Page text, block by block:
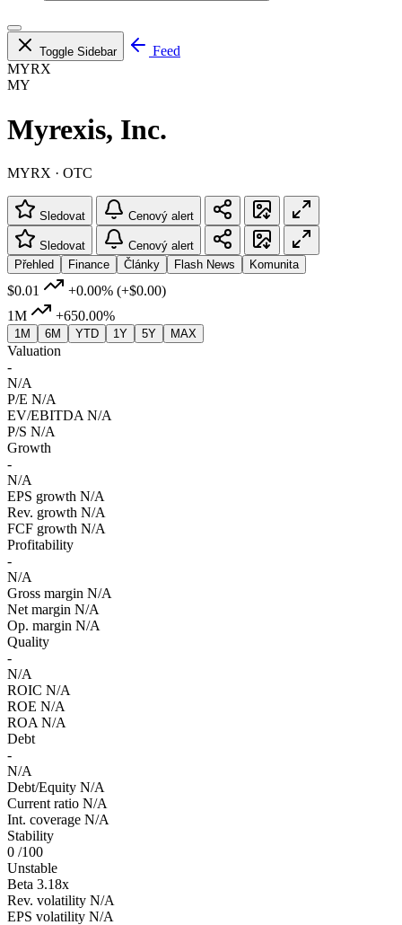
Toggle Sidebar
Feed
MYRX
MY
Myrexis, Inc.
MYRX · OTC
Sledovat Cenový alert
Sledovat
Cenový alert
Přehled
Finance Články Flash News Komunita
$0.01 +0.00% (+$0.00)
1M
+650.00%
1M 6M YTD 1Y 5Y MAX
Valuation
-
N/A
P/E N/A
EV/EBITDA N/A
P/S N/A
Growth
-
N/A
EPS growth N/A
Rev. growth N/A
FCF growth N/A
Profitability
-
N/A
Gross margin N/A
Net margin N/A
Op. margin N/A
Quality
-
N/A
ROIC N/A
ROE N/A
ROA N/A
Debt
-
N/A
Debt/Equity N/A
Current ratio N/A
Int. coverage N/A
Stability
0 /100
Unstable
Beta 3.18x
Rev. volatility N/A
EPS volatility N/A